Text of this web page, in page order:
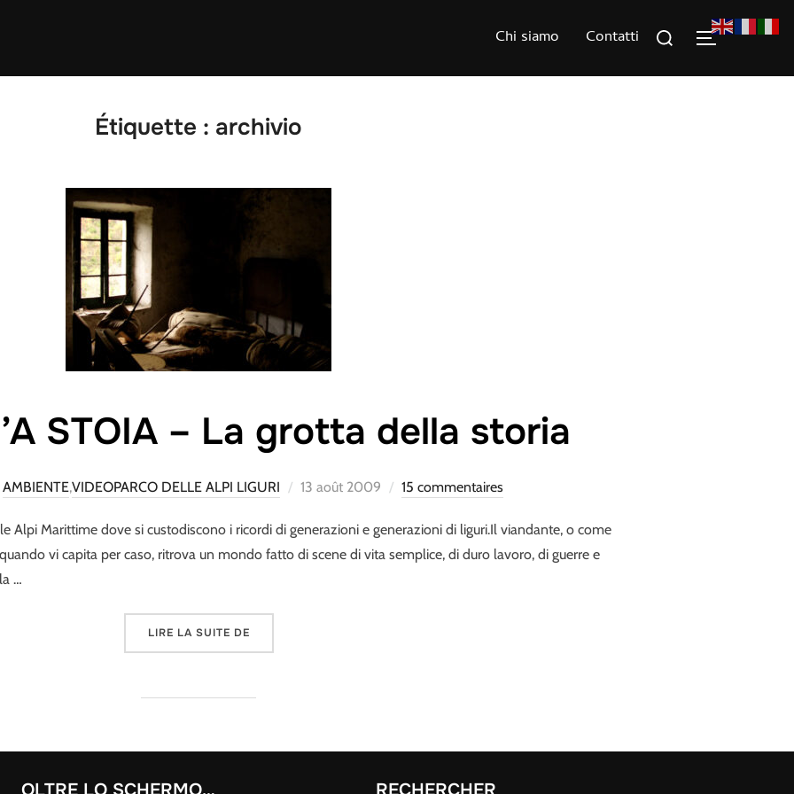
Chi siamo Contatti
Rechercher :
Étiquette : archivio
STOIA – La grotta della storia
AMBIENTE,VIDEOPARCO DELLE ALPI LIGURI
Publié
13 août 2009 15 commentaires
Alpi Marittime dove si custodiscono i ricordi di generazioni e generazioni di liguri.Il viandante, o come
quando vi capita per caso, ritrova un mondo fatto di scene di vita semplice, di duro lavoro, di guerre e
…
LIRE LA SUITE DE« L’ARMA D’A STOIA – LA GROTTA DELLA STORIA »